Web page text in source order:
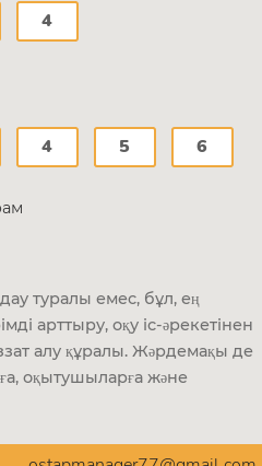
4
4 5 6
туралы емес, бұл, ең
арттыру, оқу іс-әрекетінен
алу құралы. Жәрдемақы де
оқытушыларға және